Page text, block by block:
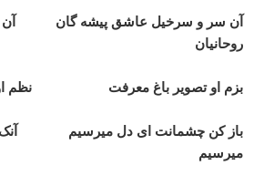
آن سر و سرخيل عاشق پيشه گان آن
روحانيان
بزم او تصوير باغ معرفت نظم او
باز کن چشمانت ای دل ميرسيم آنک
ميرسيم